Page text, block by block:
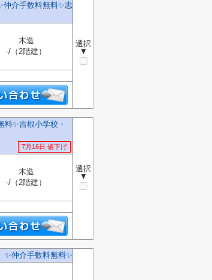
仲介手数料無料✨️志
選択
▼
木造
-/（2階建）
料✨️吉根小学校・
7月16日 値下げ
選択
▼
木造
-/（2階建）
✨️仲介手数料無料✨️